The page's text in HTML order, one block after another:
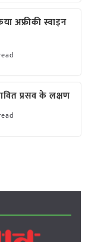
अफ्रीकी स्वाइन
प्रसव के लक्षण